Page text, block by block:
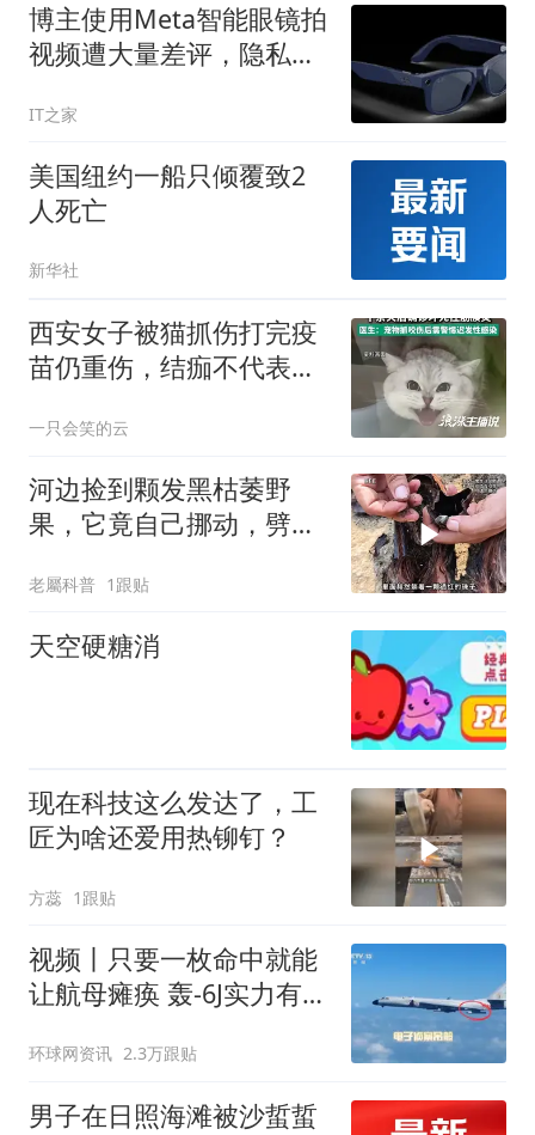
博主使用Meta智能眼镜拍
视频遭大量差评，隐私争
IT之家
美国纽约一船只倾覆致2
人死亡
新华社
西安女子被猫抓伤打完疫
苗仍重伤，结痂不代表痊
一只会笑的云
河边捡到颗发黑枯萎野
果，它竟自己挪动，劈开
老屬科普 1跟贴
天空硬糖消
现在科技这么发达了，工
匠为啥还爱用热铆钉？
方蕊 1跟贴
视频丨只要一枚命中就能
让航母瘫痪 轰-6J实力有多
环球网资讯 2.3万跟贴
男子在日照海滩被沙蜇蜇